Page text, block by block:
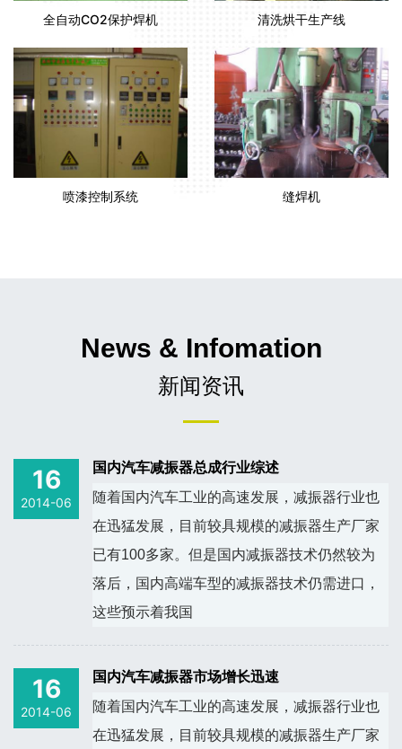
全自动CO2保护焊机 清洗烘干生产线
喷漆控制系统 缝焊机
新闻资讯
News & Infomation
16
2014-06
国内汽车减振器总成行业综述
随着国内汽车工业的高速发展，减振器行业也
在迅猛发展，目前较具规模的减振器生产厂家
已有100多家。但是国内减振器技术仍然较为
落后，国内高端车型的减振器技术仍需进口，
这些预示着我国
16
2014-06
国内汽车减振器市场增长迅速
随着国内汽车工业的高速发展，减振器行业也
在迅猛发展，目前较具规模的减振器生产厂家